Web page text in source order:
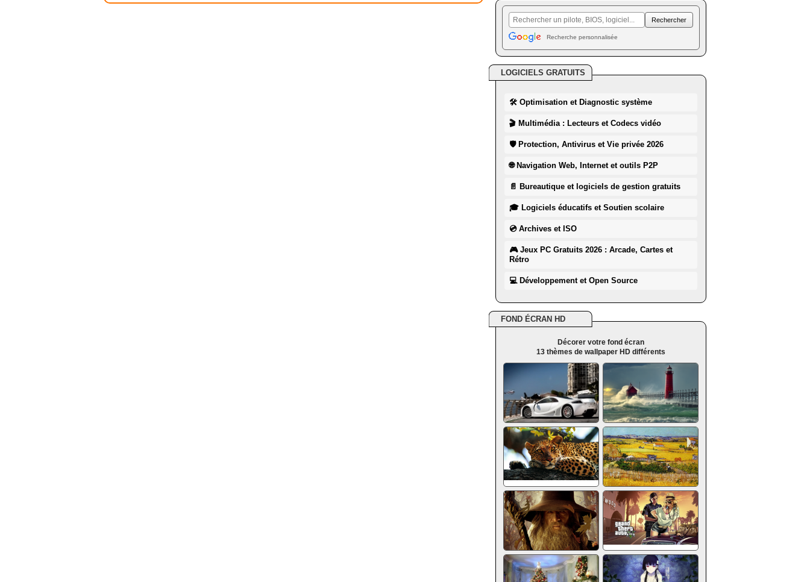
Recherche personnalisée
LOGICIELS GRATUITS
🛠 Optimisation et Diagnostic système
🎬 Multimédia : Lecteurs et Codecs vidéo
🛡 Protection, Antivirus et Vie privée 2026
🌐 Navigation Web, Internet et outils P2P
📄 Bureautique et logiciels de gestion gratuits
🎓 Logiciels éducatifs et Soutien scolaire
💿 Archives et ISO
🎮 Jeux PC Gratuits 2026 : Arcade, Cartes et
Rétro
💻 Développement et Open Source
FOND ÉCRAN HD
Décorer votre fond écran
13 thèmes de wallpaper HD différents